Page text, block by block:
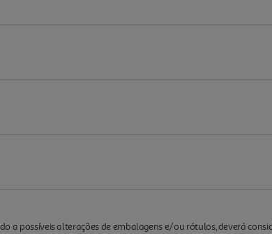
a possíveis alterações de embalagens e/ou rótulos, deverá